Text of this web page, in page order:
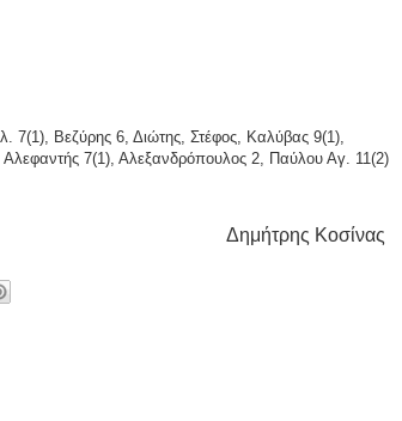
7(1), Βεζύρης 6, Διώτης, Στέφος, Καλύβας 9(1),
7(1), Αλεξανδρόπουλος 2, Παύλου Αγ. 11(2)
Δημήτρης Κοσίνας